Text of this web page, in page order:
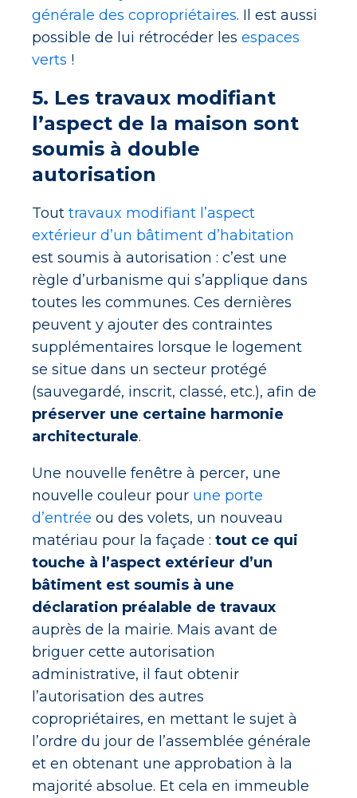
générale des copropriétaires. Il est aussi
possible de lui rétrocéder les espaces
verts !
5. Les travaux modifiant
l’aspect de la maison sont
soumis à double
autorisation
Tout travaux modifiant l’aspect
extérieur d’un bâtiment d’habitation
est soumis à autorisation : c’est une
règle d’urbanisme qui s’applique dans
toutes les communes. Ces dernières
peuvent y ajouter des contraintes
supplémentaires lorsque le logement
se situe dans un secteur protégé
(sauvegardé, inscrit, classé, etc.), afin de
préserver une certaine harmonie
architecturale.
Une nouvelle fenêtre à percer, une
nouvelle couleur pour une porte
d’entrée ou des volets, un nouveau
matériau pour la façade : tout ce qui
touche à l’aspect extérieur d’un
bâtiment est soumis à une
déclaration préalable de travaux
auprès de la mairie. Mais avant de
briguer cette autorisation
administrative, il faut obtenir
l’autorisation des autres
copropriétaires, en mettant le sujet à
l’ordre du jour de l’assemblée générale
et en obtenant une approbation à la
majorité absolue. Et cela en immeuble